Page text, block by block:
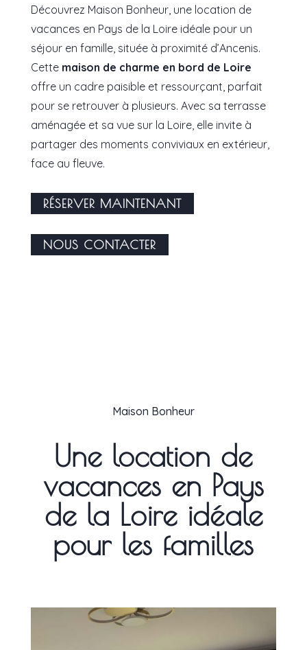
Découvrez Maison Bonheur, une location de
vacances en Pays de la Loire idéale pour un
séjour en famille, située à proximité d’Ancenis.
Cette maison de charme en bord de Loire
offre un cadre paisible et ressourçant, parfait
pour se retrouver à plusieurs. Avec sa terrasse
aménagée et sa vue sur la Loire, elle invite à
partager des moments conviviaux en extérieur,
face au fleuve.
RÉSERVER MAINTENANT
NOUS CONTACTER
Maison Bonheur
Une location de
vacances en Pays
de la Loire idéale
pour les familles